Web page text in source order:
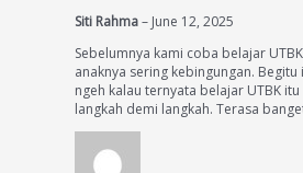
Siti Rahma– June 12, 2025
Sebelumnya kami coba belajar
anaknya sering kebingungan.
ngeh kalau ternyata belajar UTBK
langkah demi langkah. Terasa